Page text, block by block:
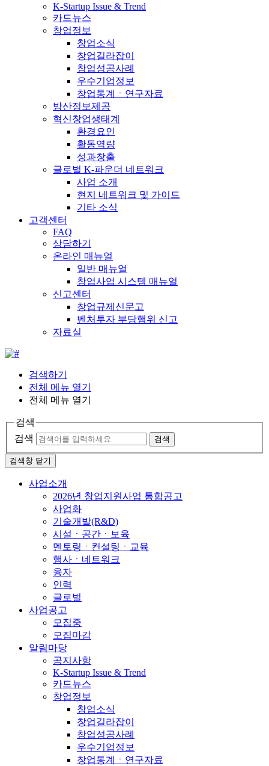
K-Startup Issue & Trend
카드뉴스
창업정보
창업소식
창업길라잡이
창업성공사례
우수기업정보
창업통계ㆍ연구자료
방산정보제공
혁신창업생태계
환경요인
활동역량
성과창출
글로벌 K-파운더 네트워크
사업 소개
현지 네트워크 및 가이드
기타 소식
고객센터
FAQ
상담하기
온라인 매뉴얼
일반 매뉴얼
창업사업 시스템 매뉴얼
신고센터
창업규제신문고
벤처투자 부당행위 신고
자료실
검색하기
전체 메뉴 열기
전체 메뉴 열기
검색
검색
검색
검색창 닫기
사업소개
2026년 창업지원사업 통합공고
사업화
기술개발(R&D)
시설ㆍ공간ㆍ보육
멘토링ㆍ컨설팅ㆍ교육
행사ㆍ네트워크
융자
인력
글로벌
사업공고
모집중
모집마감
알림마당
공지사항
K-Startup Issue & Trend
카드뉴스
창업정보
창업소식
창업길라잡이
창업성공사례
우수기업정보
창업통계ㆍ연구자료